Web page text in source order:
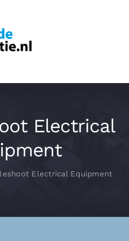
Electrical
Electrical Equipment